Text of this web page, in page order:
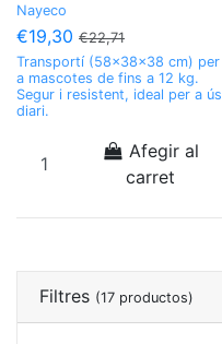
Nayeco
€19,30 €22,71
Transportí (58x38x38 cm) per
a mascotes de fins a 12 kg.
Segur i resistent, ideal per a ús
diari.
Afegir al
carret
Filtres (17 productos)